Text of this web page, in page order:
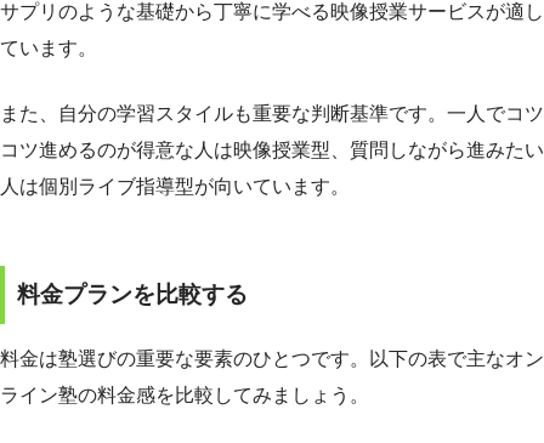
サプリのような基礎から丁寧に学べる映像授業サービスが適し
ています。
また、自分の学習スタイルも重要な判断基準です。一人でコツ
コツ進めるのが得意な人は映像授業型、質問しながら進みたい
人は個別ライブ指導型が向いています。
料金プランを比較する
料金は塾選びの重要な要素のひとつです。以下の表で主なオン
ライン塾の料金感を比較してみましょう。